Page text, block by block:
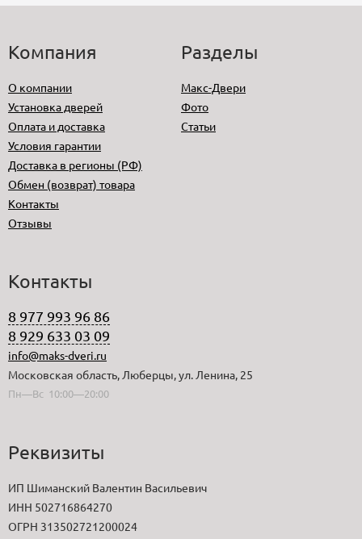
Компания
О компании
Установка дверей
Оплата и доставка
Условия гарантии
Доставка в регионы (РФ)
Обмен (возврат) товара
Контакты
Отзывы
Разделы
Макс-Двери
Фото
Статьи
Контакты
8 977 993 96 86
8 929 633 03 09
info@maks-dveri.ru
Московская область, Люберцы, ул. Ленина, 25
Пн—Вс 10:00—20:00
Реквизиты
ИП Шиманский Валентин Васильевич
ИНН 502716864270
ОГРН 313502721200024